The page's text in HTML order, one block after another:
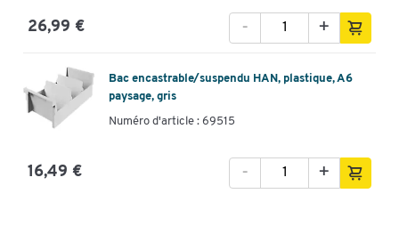
26,99 € +
-
Bac encastrable/suspendu HAN, plastique, A6
paysage, gris
Numéro d'article : 69515
16,49 € +
-